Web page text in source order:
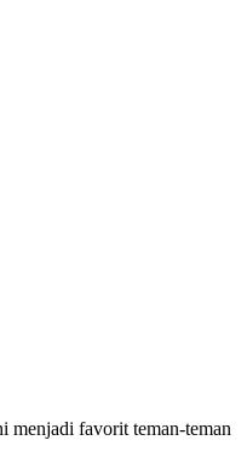
menjadi favorit teman-teman